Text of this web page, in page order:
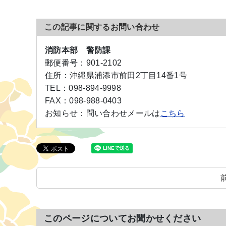
この記事に関するお問い合わせ
消防本部 警防課
郵便番号： 901-2102
住所： 沖縄県浦添市前田2丁目14番1号
TEL：098-894-9998
FAX：098-988-0403
お知らせ： 問い合わせメールは こちら
このページについてお聞かせください